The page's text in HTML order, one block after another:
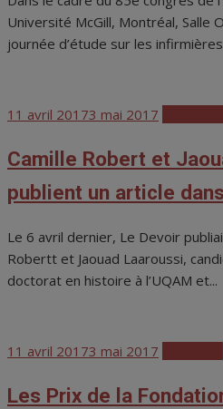
Université McGill, Montréal,
journée d’étude sur les
Posted
11 avril 20173 mai 2017
Camille Robert et
publient un article
Le 6 avril dernier, Le Devoir
Robertt et Jaouad Laaroussi,
doctorat en histoire à l’UQAM et...
Posted
11 avril 20173 mai 2017
Les Prix de la